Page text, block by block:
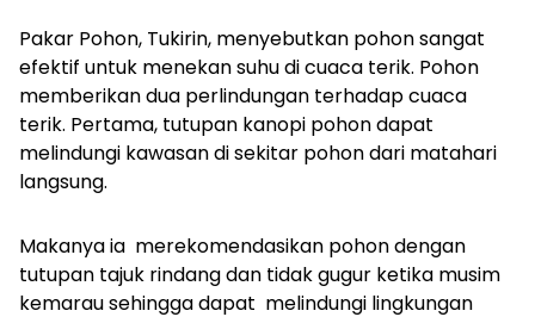
Pakar Pohon, Tukirin, menyebutkan pohon sangat
efektif untuk menekan suhu di cuaca terik. Pohon
memberikan dua perlindungan terhadap cuaca
terik. Pertama, tutupan kanopi pohon dapat
melindungi kawasan di sekitar pohon dari matahari
langsung.
Makanya ia merekomendasikan pohon dengan
tutupan tajuk rindang dan tidak gugur ketika musim
kemarau sehingga dapat melindungi lingkungan